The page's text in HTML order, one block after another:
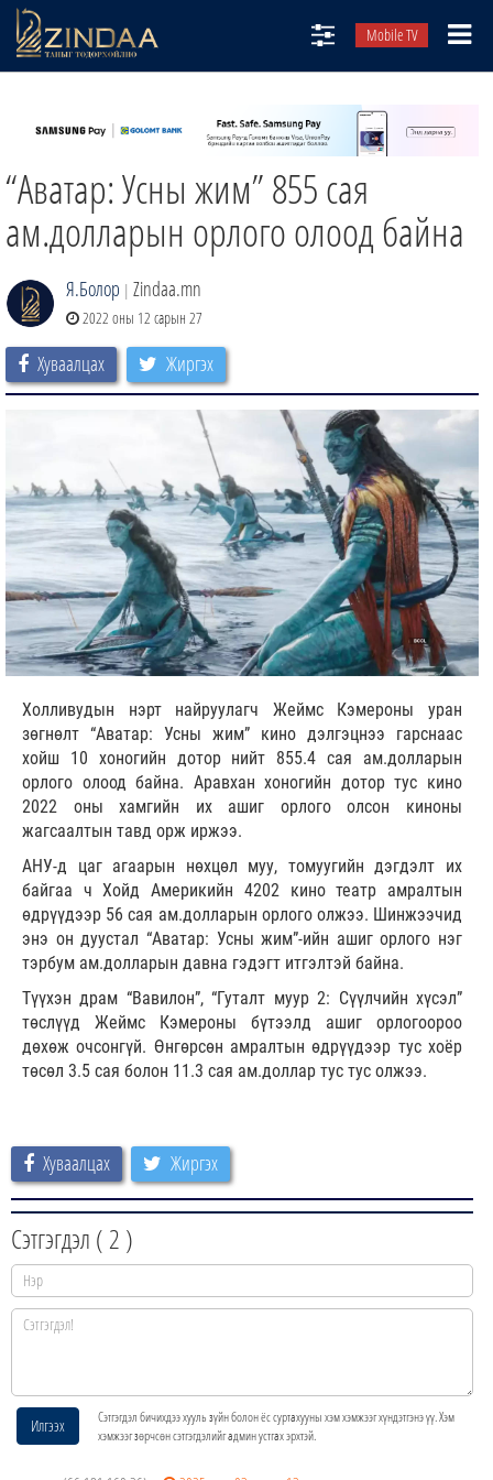
Mobile TV
ТВ8
ӨГЛӨӨНИЙ СОНИН
АУДИО ЗОХИОЛ
ЗИНДАА СЭТГҮҮЛ
“Аватар: Усны жим” 855 сая
ам.долларын орлого олоод байна
Я.Болор | Zindaa.mn
2022 оны 12 сарын 27
Хуваалцах Жиргэх
Холливудын нэрт найруулагч Жеймс Кэмероны уран
зөгнөлт “Аватар: Усны жим” кино дэлгэцнээ гарснаас
хойш 10 хоногийн дотор нийт 855.4 сая ам.долларын
орлого олоод байна. Аравхан хоногийн дотор тус кино
2022 оны хамгийн их ашиг орлого олсон киноны
жагсаалтын тавд орж иржээ.
АНУ-д цаг агаарын нөхцөл муу, томуугийн дэгдэлт их
байгаа ч Хойд Америкийн 4202 кино театр амралтын
өдрүүдээр 56 сая ам.долларын орлого олжээ. Шинжээчид
энэ он дуустал “Аватар: Усны жим”-ийн ашиг орлого нэг
тэрбум ам.долларын давна гэдэгт итгэлтэй байна.
Түүхэн драм “Вавилон”, “Гуталт муур 2: Сүүлчийн хүсэл”
төслүүд Жеймс Кэмероны бүтээлд ашиг орлогоороо
дөхөж очсонгүй. Өнгөрсөн амралтын өдрүүдээр тус хоёр
төсөл 3.5 сая болон 11.3 сая ам.доллар тус тус олжээ.
Хуваалцах Жиргэх
Сэтгэгдэл (2 )
Илгээх
Сэтгэгдэл бичихдээ хууль зүйн болон ёс суртахууны хэм хэмжээг хүндэтгэнэ үү. Хэм
хэмжээг зөрчсөн сэтгэгдэлийг админ устгах эрхтэй.